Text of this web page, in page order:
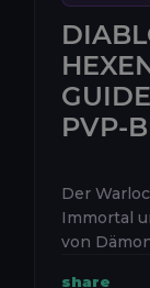
PVP-
Der
Immortal
von
share